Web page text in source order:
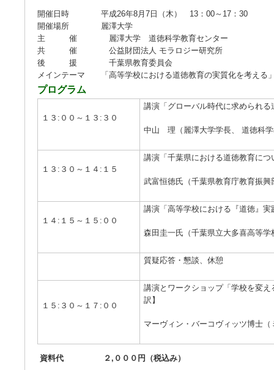
開催日時 平成26年8月7日（木） 13：00～17：30
開催場所 麗澤大学
主 催 麗澤大学 道徳科学教育センター
共 催 公益財団法人 モラロジー研究所
後 援 千葉県教育委員会
メインテーマ 「高等学校における道徳教育の実質化を考える
プログラム
１３:００～１３:３０
講演「グローバル時代に求められる
中山 理（麗澤大学学長、 道徳科
１３:３０～１４:１５
講演「千葉県における道徳教育につ
武富恒徳氏（千葉県教育庁教育振
１４:１５～１５:００
講演「高等学校における『道徳』実
森田圭一氏（千葉県立大多喜高等
質疑応答・懇談、休憩
１５:３０～１７:００
講演とワークショップ「学校を変
訳】
マーヴィン・バーコヴィッツ博士
資料代 ２,０００円（税込み）